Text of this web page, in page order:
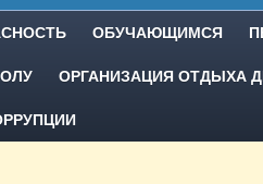
ОБУЧАЮЩИМСЯ
ОРГАНИЗАЦИЯ ОТДЫХА